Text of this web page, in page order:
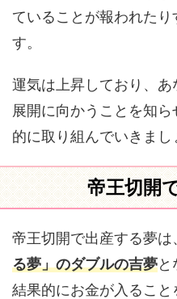
ていることが報われた
す。
運気は上昇しており、
展開に向かうことを知
的に取り組んでいきまし
帝王切開
帝王切開で出産する夢は
る夢」のダブルの吉夢と
結果的にお金が入るこ